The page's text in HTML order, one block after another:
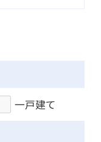
一戸建て